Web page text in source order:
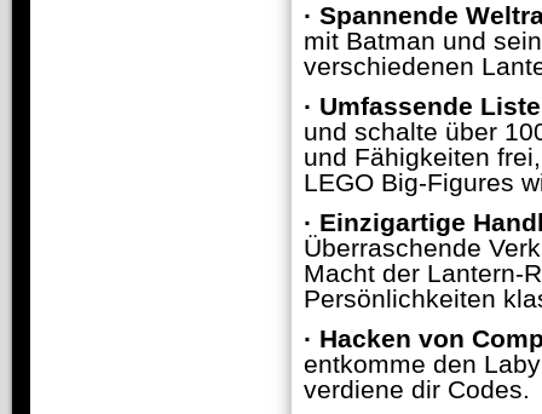
· Spannende
mit Batman und
verschiedenen
· Umfassende
und schalte über
und Fähigkeiten
LEGO Big-Figures
· Einzigartige
Überraschende
Macht der Lantern-
Persönlichkeiten
· Hacken von
entkomme den
verdiene dir Codes.